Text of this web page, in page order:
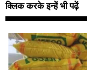
क्लिक करके इन्हें भी पढ़ें